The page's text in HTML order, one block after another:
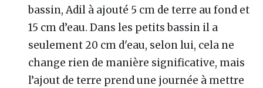
bassin, Adil à ajouté 5 cm de terre au fond et
15 cm d’eau. Dans les petits bassin il a
seulement 20 cm d'eau, selon lui, cela ne
change rien de manière significative, mais
l’ajout de terre prend une journée à mettre